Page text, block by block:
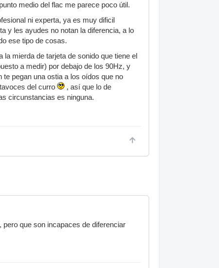
medio del flac me parece poco útil.
ni experta, ya es muy dificil
y les ayudes no notan la diferencia, a lo
ese tipo de cosas.
mierda de tarjeta de sonido que tiene el
a medir) por debajo de los 90Hz, y
pegan una ostia a los oídos que no
del curro
, así que lo de
circunstancias es ninguna.
que son incapaces de diferenciar